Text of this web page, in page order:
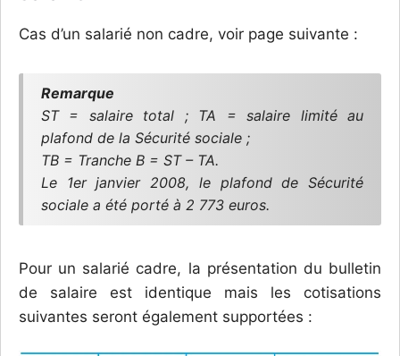
Cas d’un salarié non cadre, voir page suivante :
Remarque
ST = salaire total ; TA = salaire limité au
plafond de la Sécurité sociale ;
TB = Tranche B = ST – TA.
Le 1er janvier 2008, le plafond de Sécurité
sociale a été porté à 2 773 euros.
Pour un salarié cadre, la présentation du bulletin
de salaire est identique mais les cotisations
suivantes seront également supportées :